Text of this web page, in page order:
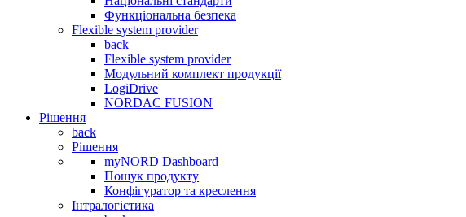
Функціональна безпека
Flexible system provider
back
Flexible system provider
Модульний комплект продукції
LogiDrive
NORDAC FUSION
Рішення
back
Рішення
myNORD Dashboard
Пошук продукту
Конфігуратор та креслення
Інтралогістика